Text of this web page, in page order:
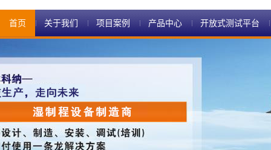
首页 关于我们 项目案例 产品中心 开放式测试平台